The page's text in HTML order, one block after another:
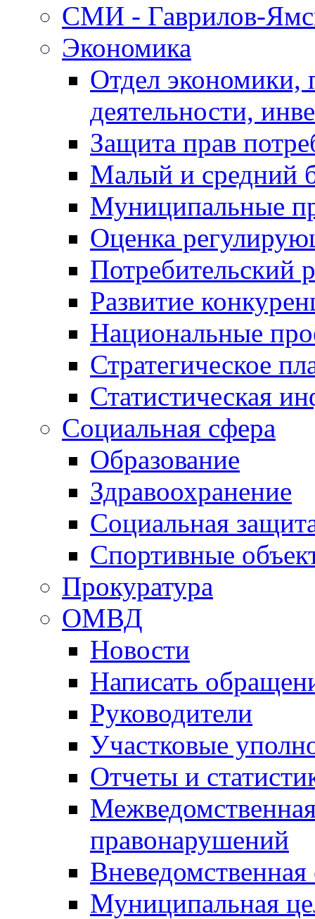
СМИ - Гаврилов-
Экономика
Отдел экономики,
деятельности,
Защита прав
Малый и средний
Муниципальные
Оценка
Потребительский
Развитие
Национальные
Стратегическое
Статистическая
Социальная сфера
Образование
Здравоохранение
Социальная
Спортивные
Прокуратура
ОМВД
Новости
Написать
Руководители
Участковые
Отчеты и
правонарушений
Вневедомственная
Муниципальная